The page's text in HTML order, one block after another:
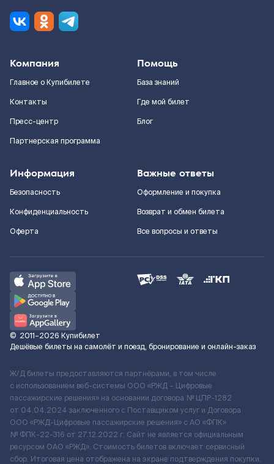
Компания
Главное о Купибилете
Контакты
Пресс-центр
Партнерская программа
Помощь
База знаний
Где мой билет
Блог
Информация
Безопасность
Конфиденциальность
Оферта
Важные ответы
Оформление и покупка
Возврат и обмен билета
Все вопросы и ответы
© 2011–2026 Купибилет
Дешёвые билеты на самолёт и поезд, бронирование и онлайн-заказ
Ж/Д билеты предоставляются партнёрами, в том числе
с использованием веб-системы ООО «РЖД – Цифровые
пассажирские решения» на основании договора № ЦПР-1282
от 04.04.2024 заключенного с Поставщиком услуг и Договора
ООО «РЖД-Цифровые пассажирские решения» c АО «ФПК»
№ ФПК-22-316 от 27.12.2022 г. Сайт не является официальным
ресурсом ОАО «РЖД». Стоимость билетов включает сервисный
сбор. Итоговая цена отображена на экране подтверждения покупки.